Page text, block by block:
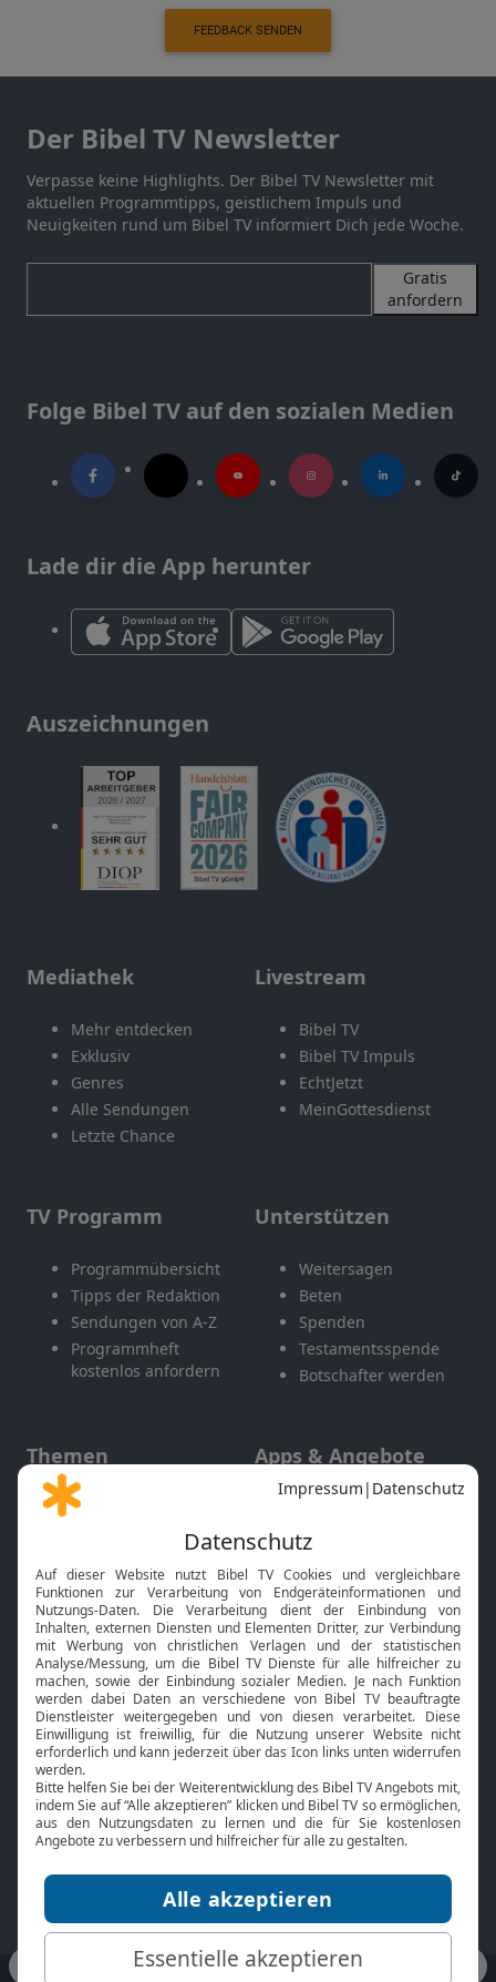
FEEDBACK SENDEN
Der Bibel TV Newsletter
Verpasse keine Highlights. Der Bibel TV Newsletter mit
aktuellen Programmtipps, geistlichem Impuls und
Neuigkeiten rund um Bibel TV informiert Dich jede Woche.
Gratis
anfordern
Folge Bibel TV auf den sozialen Medien
Lade dir die App herunter
Auszeichnungen
Mediathek
Mehr entdecken
Exklusiv
Genres
Alle Sendungen
Letzte Chance
Livestream
Bibel TV
Bibel TV Impuls
EchtJetzt
MeinGottesdienst
TV Programm
Programmübersicht
Tipps der Redaktion
Sendungen von A-Z
Programmheft
kostenlos anfordern
Unterstützen
Weitersagen
Beten
Spenden
Testamentsspende
Botschafter werden
Themen
Gott und Bibel erklärt
Neuigkeiten
Apps & Angebote
Mobile App
Smart TV
HbbTV
Bibelthek Online-Bibel
Nächster Gottesdienst
Bibel TV
Über uns
Jobs
Mediadaten
Service
Kontakt
TV-Empfang